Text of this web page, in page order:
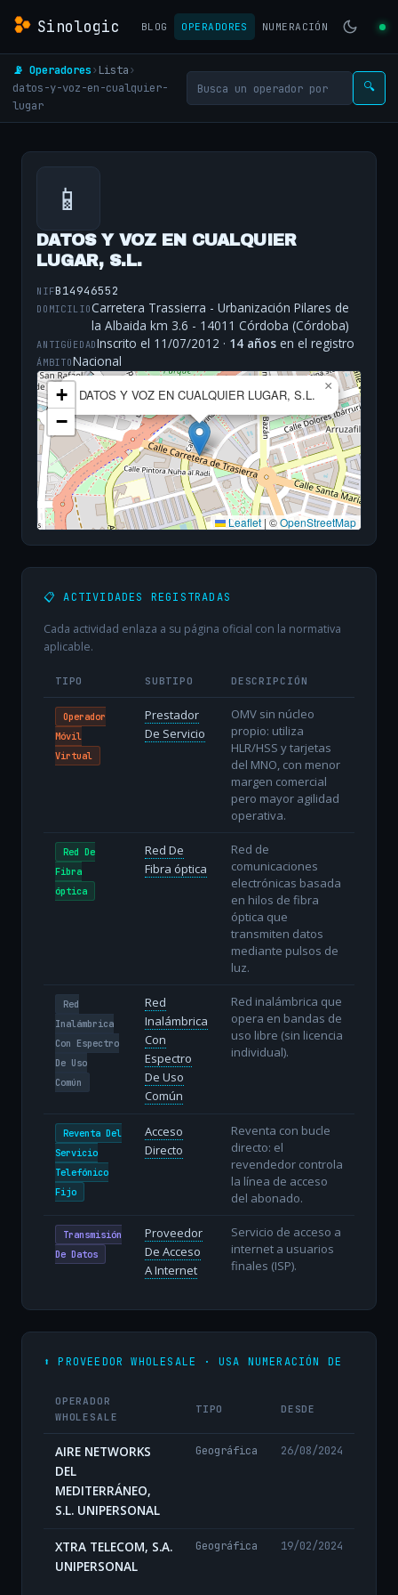
Sinologic BLOG OPERADORES NUMERACIÓN
📡 Operadores› Lista›
datos-y-voz-en-cualquier-
lugar
🔍
📱
DATOS Y VOZ EN CUALQUIER
LUGAR, S.L.
NIFB14946552
DOMICILIOCarretera Trassierra - Urbanización Pilares de
la Albaida km 3.6 - 14011 Córdoba (Córdoba)
ANTIGÜEDADInscrito el 11/07/2012 · 14 años en el registro
ÁMBITONacional
DATOS Y VOZ EN CUALQUIER LUGAR, S.L.
×
+
−
Leaflet | ©OpenStreetMap
📋 ACTIVIDADES REGISTRADAS
Cada actividad enlaza a su página oficial con la normativa
aplicable.
TIPO SUBTIPO DESCRIPCIÓN
Operador
Móvil
Virtual
Prestador
De Servicio
OMV sin núcleo
propio: utiliza
HLR/HSS y tarjetas
del MNO, con menor
margen comercial
pero mayor agilidad
operativa.
Red De
Fibra
óptica
Red De
Fibra óptica
Red de
comunicaciones
electrónicas basada
en hilos de fibra
óptica que
transmiten datos
mediante pulsos de
luz.
Red
Inalámbrica
Con Espectro
De Uso
Común
Red
Inalámbrica
Con
Espectro
De Uso
Común
Red inalámbrica que
opera en bandas de
uso libre (sin licencia
individual).
Reventa Del
Servicio
Telefónico
Fijo
Acceso
Directo
Reventa con bucle
directo: el
revendedor controla
la línea de acceso
del abonado.
Transmisión
De Datos
Proveedor
De Acceso
A Internet
Servicio de acceso a
internet a usuarios
finales (ISP).
⬆️ PROVEEDOR WHOLESALE · USA NUMERACIÓN DE
OPERADOR
WHOLESALE
TIPO DESDE
AIRE NETWORKS
DEL
MEDITERRÁNEO,
S.L. UNIPERSONAL
Geográfica 26/08/2024
XTRA TELECOM, S.A.
UNIPERSONAL
Geográfica 19/02/2024